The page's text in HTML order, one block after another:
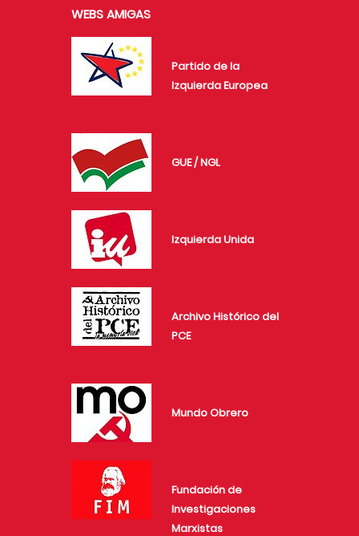
WEBS AMIGAS
Partido de la
Izquierda Europea
GUE / NGL
Izquierda Unida
Archivo Histórico del
PCE
Mundo Obrero
Fundación de
Investigaciones
Marxistas